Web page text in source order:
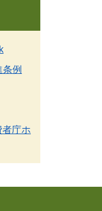
例
庁ホ